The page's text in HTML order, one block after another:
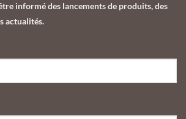
cuisinier
décliné
l’amour
du
collection
2026
informé des lancements de produits, des
actualités.